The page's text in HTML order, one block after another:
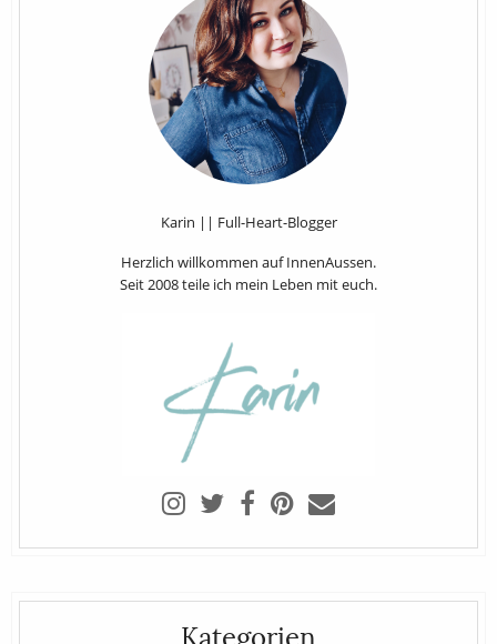
Karin || Full-Heart-Blogger
Herzlich willkommen auf InnenAussen.
Seit 2008 teile ich mein Leben mit euch.